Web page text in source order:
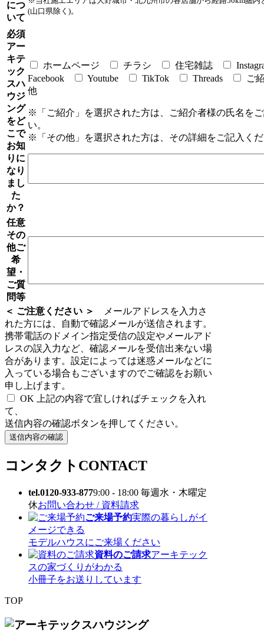
につ
いて
(山口県除く)。
必須
アー
キテ
ック
スハ
ウジ
ング
をど
こで
お知
りに
なり
まし
た
か？
ホームページ チラシ 住宅雑誌
Facebook
Youtube TikTok Threads
ご
他
※「ご紹介」を選択された方は、ご紹介者様の氏名を
い。
※「その他」を選択された方は、その詳細をご記入く
任意
その
他ご
希
望・
ご質
問等
＜ ご注意ください ＞
メールアドレスを入力さ
れた方には、自動で確認メールが送信されます。
携帯電話のドメイン指定受信の設定やメールアド
レスの誤入力など、確認メールを受信出来ない場
合があります。設定によっては迷惑メールなどに
入っている場合もございますのでご確認をお願い
申し上げます。
OK
上記の内容で宜しければチェックを入れ
て、
送信内容の確認ボタンを押してください。
コンタクト CONTACT
tel.0120-933-8779:00 - 18:00 毎週水・木曜定
休お問い合わせ / 資料請求
ご来場予約実際の暮らしがイ
メージできる
モデルハウスにご来場ください
資料のご請求アーキテック
スの家づくりがわかる
小冊子をお送りしています
TOP